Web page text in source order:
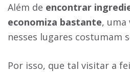
Além de encontrar
economiza bastante, uma
nesses lugares costumam
Por isso, que tal visitar a